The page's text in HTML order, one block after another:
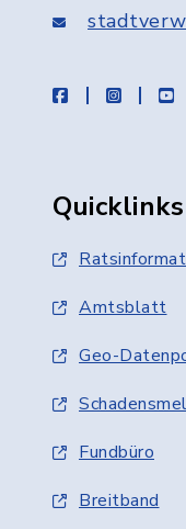
facebook
Quicklinks
Amtsblatt
Geo-
Fundbüro
Breitband